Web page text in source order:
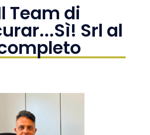
Team di
Srl al